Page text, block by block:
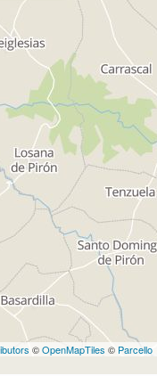
©OpenMapTiles © Parcello